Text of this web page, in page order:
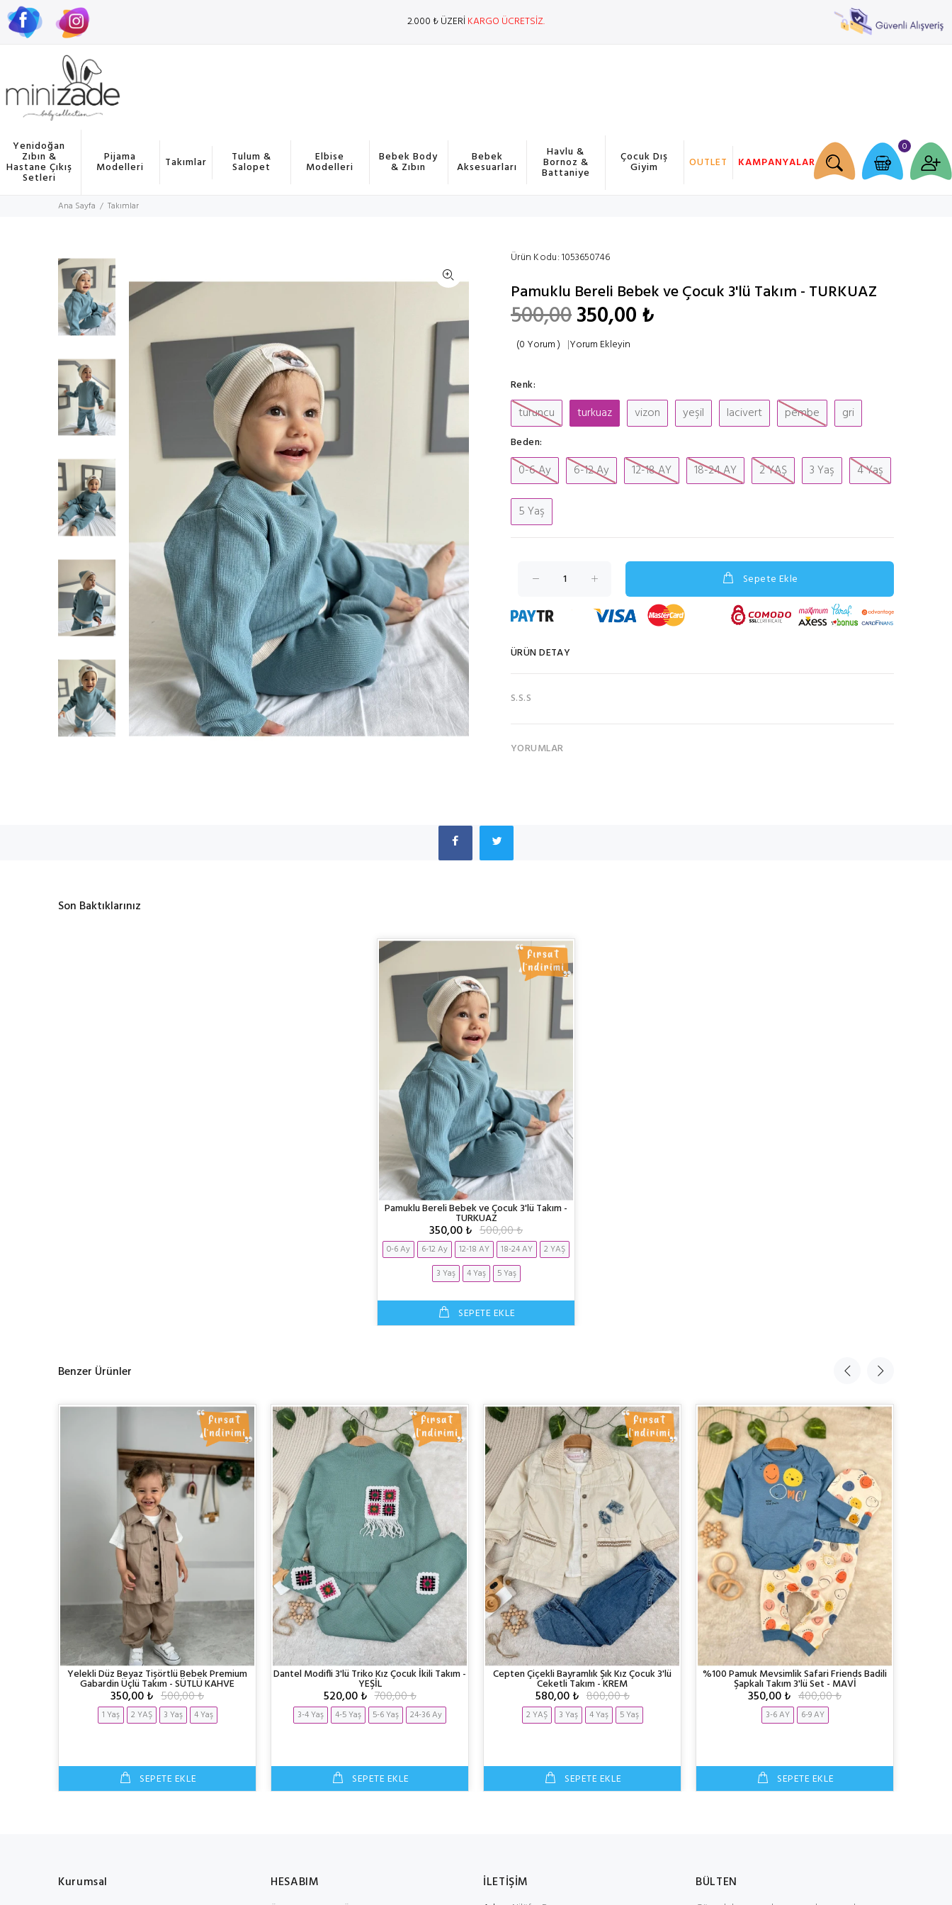
2.000 ₺ ÜZERİKARGO ÜCRETSİZ.
Yenidoğan
Zıbın &
Hastane Çıkış
Setleri
Pijama
Modelleri Takımlar Tulum &
Salopet
Elbise
Modelleri
Bebek Body
& Zıbın
Bebek
Aksesuarları
Havlu &
Bornoz &
Battaniye
Çocuk Dış
Giyim OUTLET KAMPANYALAR
0
Ana Sayfa Takımlar
Ürün Kodu:1053650746
Pamuklu Bereli Bebek ve Çocuk 3'lü Takım - TURKUAZ
500,00350,00 ₺
(0 Yorum ) |Yorum Ekleyin
Renk:
turuncu turkuaz vizon yeşil lacivert pembe gri
Beden:
0-6 Ay 6-12 Ay 12-18 AY 18-24 AY 2 YAŞ 3 Yaş 4 Yaş
5 Yaş
Sepete Ekle
ÜRÜN DETAY
S.S.S
YORUMLAR
Son Baktıklarınız
Pamuklu Bereli Bebek ve Çocuk 3'lü Takım -
TURKUAZ
350,00 ₺ 500,00 ₺
0-6 Ay 6-12 Ay 12-18 AY 18-24 AY
2 YAŞ
3 Yaş
4 Yaş 5 Yaş
SEPETE EKLE
Benzer Ürünler
Yelekli Düz Beyaz Tişörtlü Bebek Premium
Gabardin Üçlü Takım - SÜTLÜ KAHVE
350,00 ₺ 500,00 ₺
1 Yaş 2 YAŞ 3 Yaş 4 Yaş
SEPETE EKLE
Dantel Modifli 3'lü Triko Kız Çocuk İkili Takım -
YEŞİL
520,00 ₺ 700,00 ₺
3-4 Yaş 4-5 Yaş 5-6 Yaş 24-36 Ay
SEPETE EKLE
Cepten Çiçekli Bayramlık Şık Kız Çocuk 3'lü
Ceketli Takım - KREM
580,00 ₺ 800,00 ₺
2 YAŞ 3 Yaş 4 Yaş 5 Yaş
SEPETE EKLE
%100 Pamuk Mevsimlik Safari Friends Badili
Şapkalı Takım 3'lü Set - MAVİ
350,00 ₺ 400,00 ₺
3-6 AY 6-9 AY
SEPETE EKLE
Kurumsal HESABIM İLETİŞİM BÜLTEN